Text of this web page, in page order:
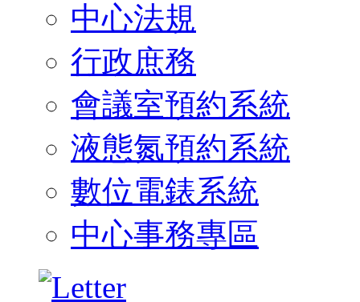
中心法規
行政庶務
會議室預約系統
液態氮預約系統
數位電錶系統
中心事務專區